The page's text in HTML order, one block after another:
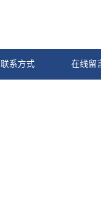
联系方式 在线留